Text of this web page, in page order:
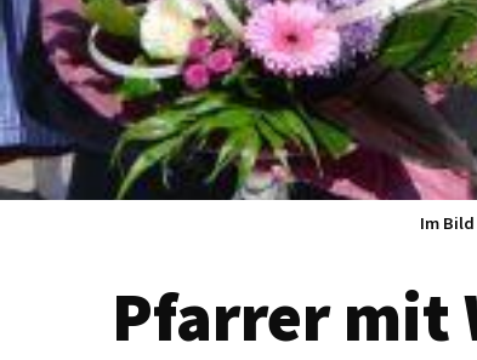
Im
Pfarrer mit